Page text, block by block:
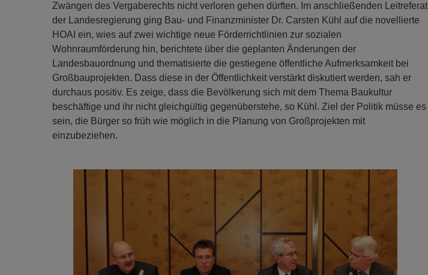
Zwängen des Vergaberechts nicht verloren gehen dürften. Im anschließenden Leitreferat
der Landesregierung ging Bau- und Finanzminister Dr. Carsten Kühl auf die novellierte
HOAI ein, wies auf zwei wichtige neue Förderrichtlinien zur sozialen
Wohnraumförderung hin, berichtete über die geplanten Änderungen der
Landesbauordnung und thematisierte die gestiegene öffentliche Aufmerksamkeit bei
Großbauprojekten. Dass diese in der Öffentlichkeit verstärkt diskutiert werden, sah er
durchaus positiv. Es zeige, dass die Bevölkerung sich mit dem Thema Baukultur
beschäftige und ihr nicht gleichgültig gegenüberstehe, so Kühl. Ziel der Politik müsse es
sein, die Bürger so früh wie möglich in die Planung von Großprojekten mit
einzubeziehen.